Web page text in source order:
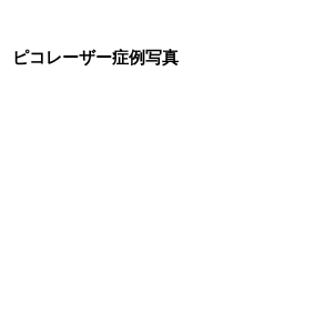
ピコレーザー症例写真